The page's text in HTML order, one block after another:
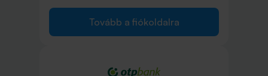
Tovább a fiókoldalra